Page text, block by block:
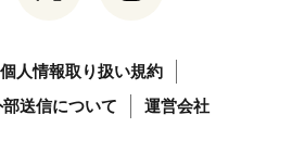
個人情報取り扱い規約
送信について
運営会社